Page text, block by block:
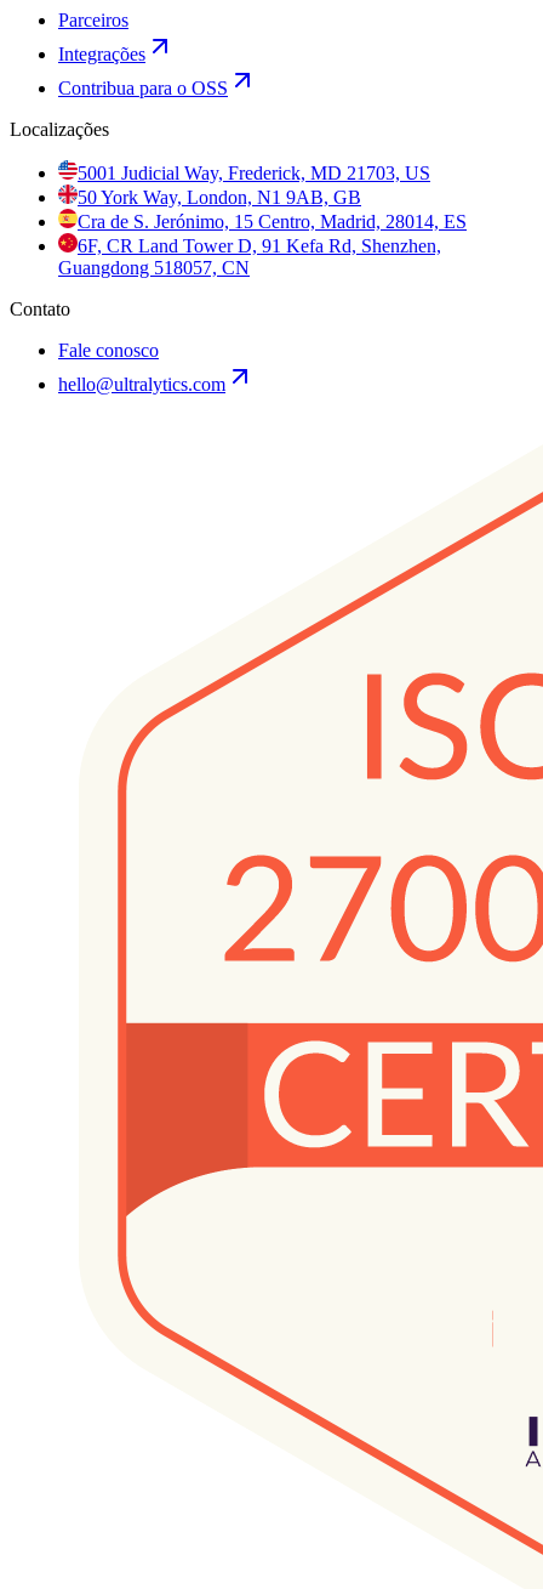
Parceiros
Integrações
Contribua para o OSS
Localizações
5001 Judicial Way, Frederick, MD 21703, US
50 York Way, London, N1 9AB, GB
Cra de S. Jerónimo, 15 Centro, Madrid, 28014, ES
6F, CR Land Tower D, 91 Kefa Rd, Shenzhen,
Guangdong 518057, CN
Contato
Fale conosco
hello@ultralytics.com